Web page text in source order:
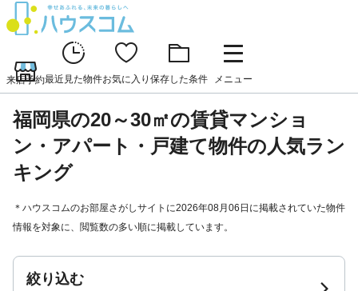
来店予約最近見た物件お気に入り 保存した条件 メニュー
福岡県の20～30㎡の賃貸マンショ
ン・アパート・戸建て物件の人気ラン
キング
＊ハウスコムのお部屋さがしサイトに2026年08月06日に掲載されていた物件
情報を対象に、閲覧数の多い順に掲載しています。
絞り込む